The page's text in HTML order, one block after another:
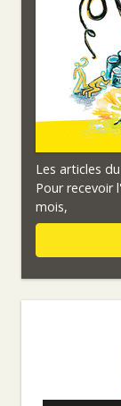
Les articles
Pour recevoir
mois,